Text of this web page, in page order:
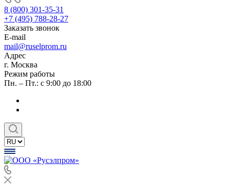
8 (800) 301-35-31
+7 (495) 788-28-27
Заказать звонок
E-mail
mail@ruselprom.ru
Адрес
г. Москва
Режим работы
Пн. – Пт.: с 9:00 до 18:00